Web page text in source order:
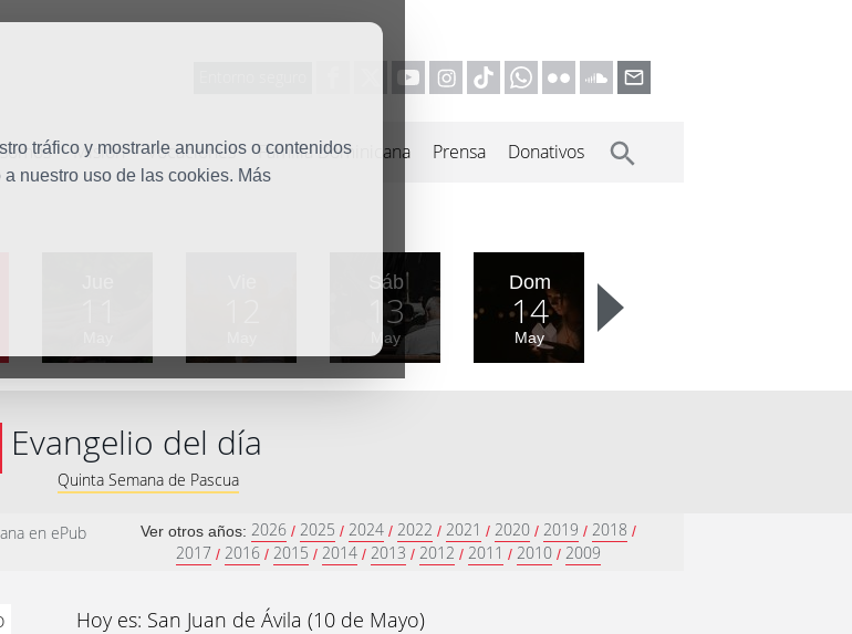
tráfico y mostrarle anuncios o contenidos
nuestro uso de las cookies. Más
Misión Vocaciones Familia Dominicana Prensa Donativos
Sáb
13
May
Dom
14
May
Evangelio del día
Quinta Semana de Pascua
en ePub Ver otros años: 2026 / 2025 / 2024 / 2022 / 2021 / 2020 / 2019 / 2018 /
2017 / 2016 / 2015 / 2014 / 2013 / 2012 / 2011 / 2010 / 2009
Hoy es: San Juan de Ávila (10 de Mayo)